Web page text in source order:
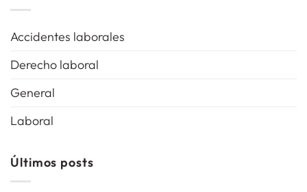
Accidentes laborales
Derecho laboral
General
Laboral
Últimos posts